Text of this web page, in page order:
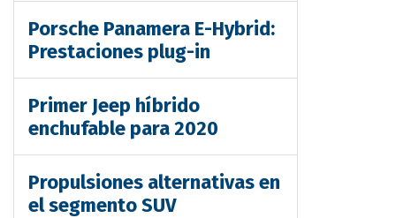
Porsche Panamera E-Hybrid:
Prestaciones plug-in
Primer Jeep híbrido
enchufable para 2020
Propulsiones alternativas en
el segmento SUV